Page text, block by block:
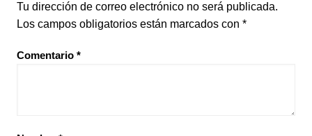
Tu dirección de correo electrónico no será publicada.
Los campos obligatorios están marcados con *
Comentario *